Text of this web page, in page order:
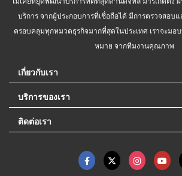
บริการ จากผู้ประกอบการที่เชื่อถือได้ มีการตรวจสอบ
ครอบคลุมทุกหมวดธุรกิจมากที่สุดในประเทศ เราจะมอ
หมาย จากทีมงานคุณภาพ
เกี่ยวกับเรา
บริการของเรา
ติดต่อเรา